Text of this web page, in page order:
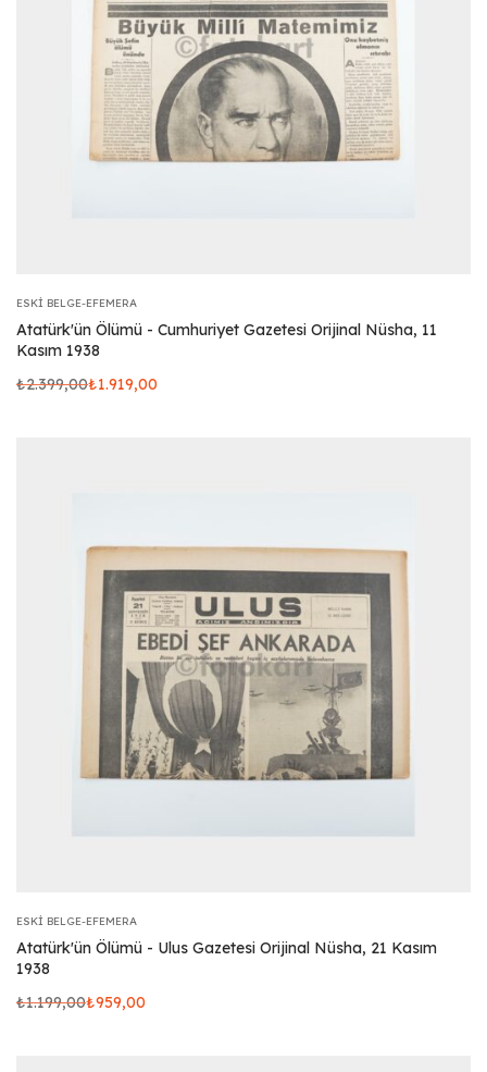
ESKI BELGE-EFEMERA
Atatürk'ün Ölümü - Cumhuriyet Gazetesi Orijinal Nüsha, 11
Kasım 1938
₺2.399,00₺1.919,00
ESKI BELGE-EFEMERA
Atatürk'ün Ölümü - Ulus Gazetesi Orijinal Nüsha, 21 Kasım
1938
₺1.199,00₺959,00